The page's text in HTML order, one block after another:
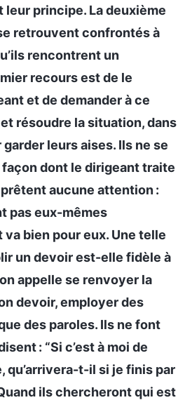
principe. La deuxième
retrouvent confrontés à
rencontrent un
recours est de le
et de demander à ce
résoudre la situation, dans
garder leurs aises. Ils ne se
dont le dirigeant traite
aucune attention :
pas eux-mêmes
bien pour eux. Une telle
un devoir est-elle fidèle à
appelle se renvoyer la
devoir, employer des
des paroles. Ils ne font
: “Si c’est à moi de
qu’arrivera-t-il si je finis par
ils chercheront qui est